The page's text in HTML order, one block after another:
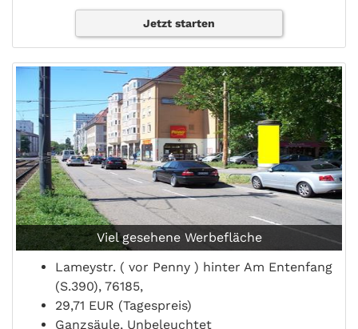
Jetzt starten
Viel gesehene Werbefläche
Lameystr. ( vor Penny ) hinter Am Entenfang
(S.390), 76185,
29,71 EUR (Tagespreis)
Ganzsäule, Unbeleuchtet